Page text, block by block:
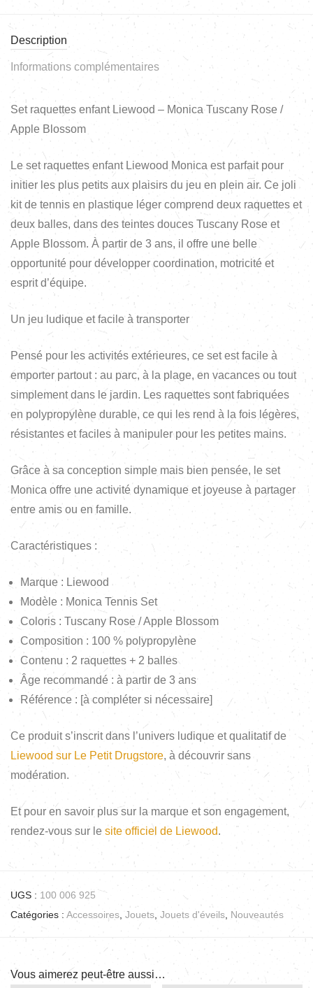
Description
Informations complémentaires
Set raquettes enfant Liewood – Monica Tuscany Rose /
Apple Blossom
Le set raquettes enfant Liewood Monica est parfait pour
initier les plus petits aux plaisirs du jeu en plein air. Ce joli
kit de tennis en plastique léger comprend deux raquettes et
deux balles, dans des teintes douces Tuscany Rose et
Apple Blossom. À partir de 3 ans, il offre une belle
opportunité pour développer coordination, motricité et
esprit d’équipe.
Un jeu ludique et facile à transporter
Pensé pour les activités extérieures, ce set est facile à
emporter partout : au parc, à la plage, en vacances ou tout
simplement dans le jardin. Les raquettes sont fabriquées
en polypropylène durable, ce qui les rend à la fois légères,
résistantes et faciles à manipuler pour les petites mains.
Grâce à sa conception simple mais bien pensée, le set
Monica offre une activité dynamique et joyeuse à partager
entre amis ou en famille.
Caractéristiques :
Marque : Liewood
Modèle : Monica Tennis Set
Coloris : Tuscany Rose / Apple Blossom
Composition : 100 % polypropylène
Contenu : 2 raquettes + 2 balles
Âge recommandé : à partir de 3 ans
Référence : [à compléter si nécessaire]
Ce produit s’inscrit dans l’univers ludique et qualitatif de
Liewood sur Le Petit Drugstore, à découvrir sans
modération.
Et pour en savoir plus sur la marque et son engagement,
rendez-vous sur le site officiel de Liewood.
UGS : 100 006 925
Catégories : Accessoires Jouets Jouets d'éveils Nouveautés
Vous aimerez peut-être aussi…